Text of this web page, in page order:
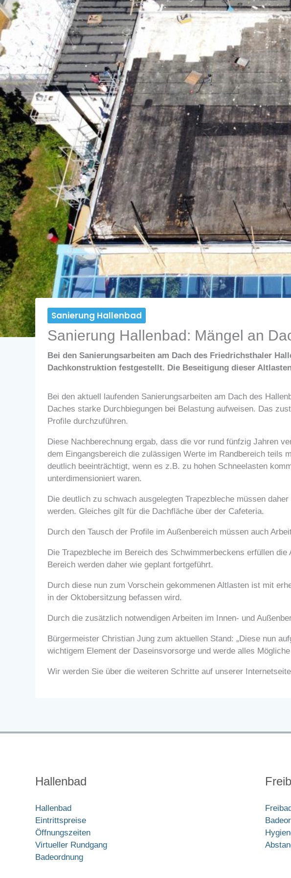
Sanierung Hallenbad
Sanierung Hallenbad: Mängel an
Bei den Sanierungsarbeiten am Dach des Friedrichsthaler
Dachkonstruktion festgestellt. Die Beseitigung dieser
Bei den aktuell laufenden Sanierungsarbeiten am Dach des
Daches starke Durchbiegungen bei Belastung aufweisen. Das
Profile durchzuführen.
Diese Nachberechnung ergab, dass die vor rund fünfzig Jahren
dem Eingangsbereich die zulässigen Werte im Randbereich
deutlich beeinträchtigt, wenn es z.B. zu hohen Schneelasten
unterdimensioniert waren.
Die deutlich zu schwach ausgelegten Trapezbleche müssen
werden. Gleiches gilt für die Dachfläche über der Cafeteria.
Durch den Tausch der Profile im Außenbereich müssen auch
Die Trapezbleche im Bereich des Schwimmerbeckens erfüllen
Bereich werden daher wie geplant fortgeführt.
Durch diese nun zum Vorschein gekommenen Altlasten ist mit
in der Oktobersitzung befassen wird.
Durch die zusätzlich notwendigen Arbeiten im Innen- und
Bürgermeister Christian Jung zum aktuellen Stand: „Diese nun
wichtigem Element der Daseinsvorsorge und werde alles
Wir werden Sie über die weiteren Schritte auf unserer
Hallenbad
Hallenbad
Eintrittspreise
Öffnungszeiten
Virtueller Rundgang
Badeordnung